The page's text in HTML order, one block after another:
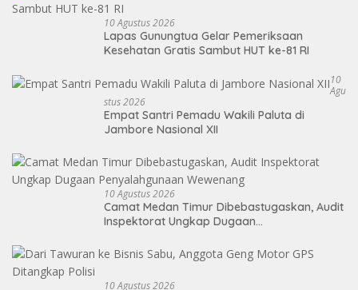
10 Agustus 2026
Lapas Gunungtua Gelar Pemeriksaan
Kesehatan Gratis Sambut HUT ke-81 RI
10
Agu
Stus 2026
Empat Santri Pemadu Wakili Paluta di
Jambore Nasional XII
10 Agustus 2026
Camat Medan Timur Dibebastugaskan, Audit
Inspektorat Ungkap Dugaan
10 Agustus 2026